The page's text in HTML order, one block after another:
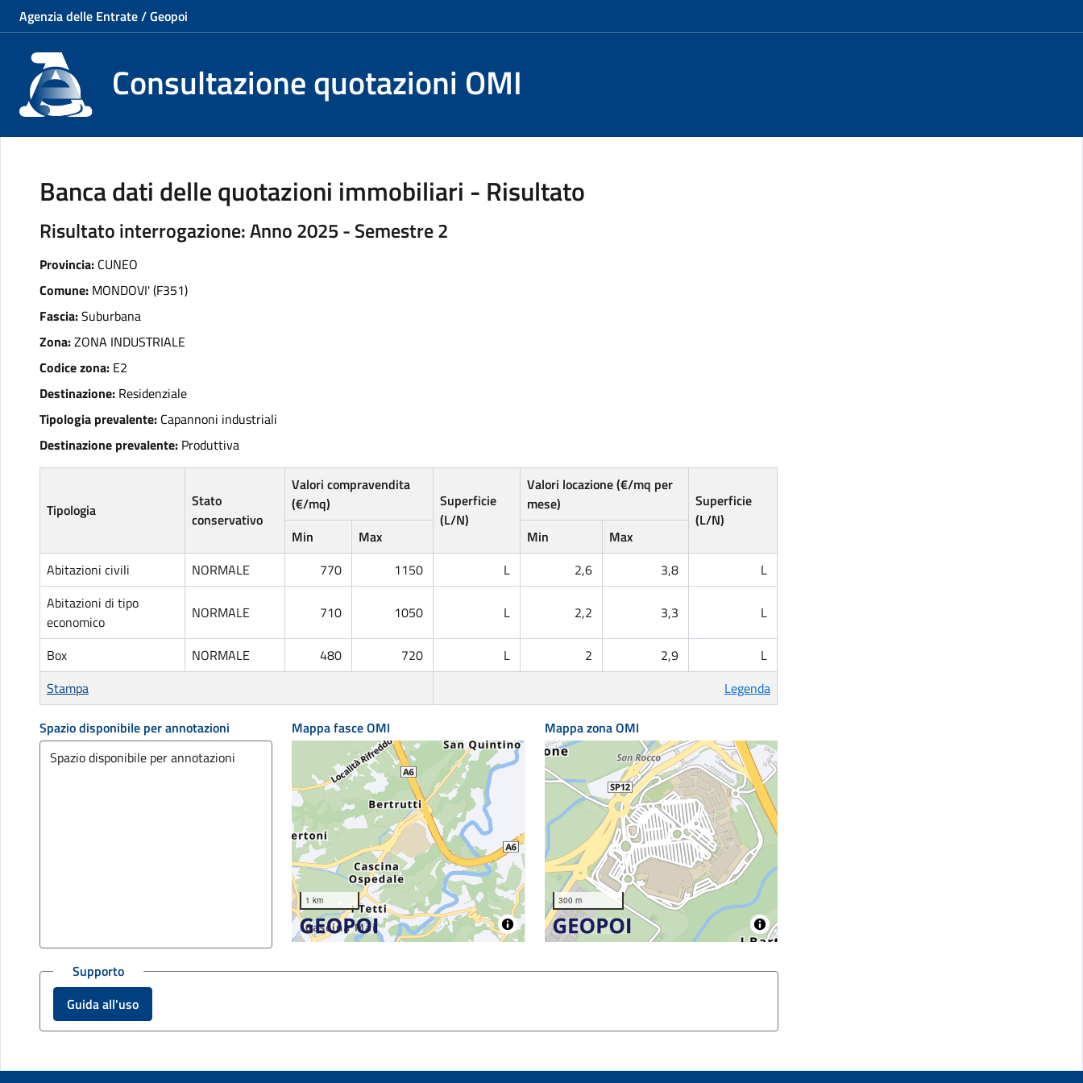
Agenzia delle Entrate / Geopoi
Consultazione quotazioni OMI
Banca dati delle quotazioni immobiliari - Risultato
Risultato interrogazione: Anno 2025 - Semestre 2
Provincia: CUNEO
Comune: MONDOVI' (F351)
Fascia:Suburbana
Zona:ZONA INDUSTRIALE
Codice zona: E2
Destinazione: Residenziale
Tipologia prevalente: Capannoni industriali
Destinazione prevalente: Produttiva
Tipologia
Stato
conservativo
Valori compravendita
(€/mq)
Superficie
(L/N)
Valori locazione (€/mq per
mese)
Superficie
(L/N)
Min
Max Min
Max
Abitazioni civili
NORMALE 770 1150 L 2,6 3,8
L
Abitazioni di tipo
economico
NORMALE 710 1050 L 2,2 3,3 L
Box NORMALE 480 720 L 2 2,9
L
Stampa
Legenda
Spazio disponibile per annotazioni Mappa fasce OMI
1 km
Mappa zona OMI
300 m
Supporto
Guida all'uso